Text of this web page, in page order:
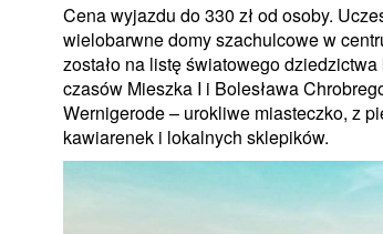
Cena wyjazdu do 330 zł od osoby.
wielobarwne domy szachulcowe w
zostało na listę światowego
czasów Mieszka I i Bolesława
Wernigerode – urokliwe miasteczko, z
kawiarenek i lokalnych sklepików.